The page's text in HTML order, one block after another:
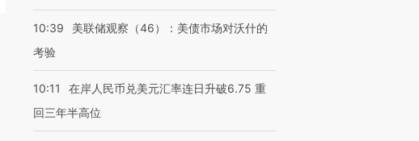
10:39
美联储观察（46）：美债市场对沃什的
考验
10:11
在岸人民币兑美元汇率连日升破6.75 重
回三年半高位